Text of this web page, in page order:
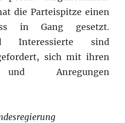
die Parteispitze einen
in Gang gesetzt.
Interessierte sind
sich mit ihren
und Anregungen